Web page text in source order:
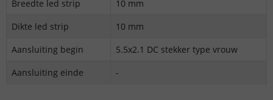
Breedte led strip
10 mm
Dikte led strip
10 mm
Aansluiting begin
5.5x2.1 DC stekker type vrouw
Aansluiting einde
-